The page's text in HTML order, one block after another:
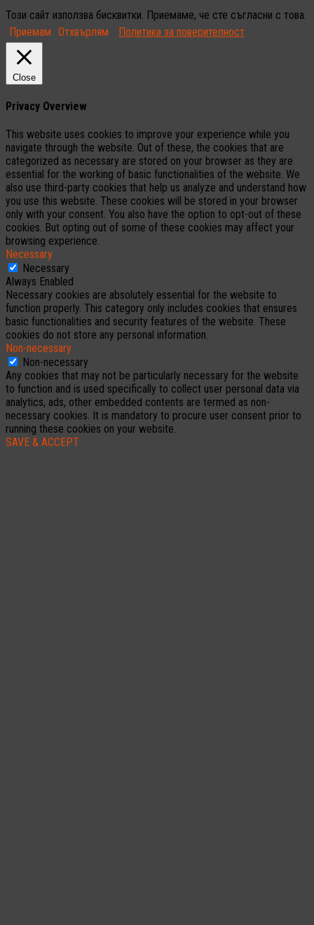
Този сайт използва бисквитки. Приемаме, че сте съгласни с това.
Приемам Отхвърлям Политика за поверителност
Close
Privacy Overview
This website uses cookies to improve your experience while you
navigate through the website. Out of these, the cookies that are
categorized as necessary are stored on your browser as they are
essential for the working of basic functionalities of the website. We
also use third-party cookies that help us analyze and understand how
you use this website. These cookies will be stored in your browser
only with your consent. You also have the option to opt-out of these
cookies. But opting out of some of these cookies may affect your
browsing experience.
Necessary
Necessary
Always Enabled
Necessary cookies are absolutely essential for the website to
function properly. This category only includes cookies that ensures
basic functionalities and security features of the website. These
cookies do not store any personal information.
Non-necessary
Non-necessary
Any cookies that may not be particularly necessary for the website
to function and is used specifically to collect user personal data via
analytics, ads, other embedded contents are termed as non-
necessary cookies. It is mandatory to procure user consent prior to
running these cookies on your website.
SAVE & ACCEPT